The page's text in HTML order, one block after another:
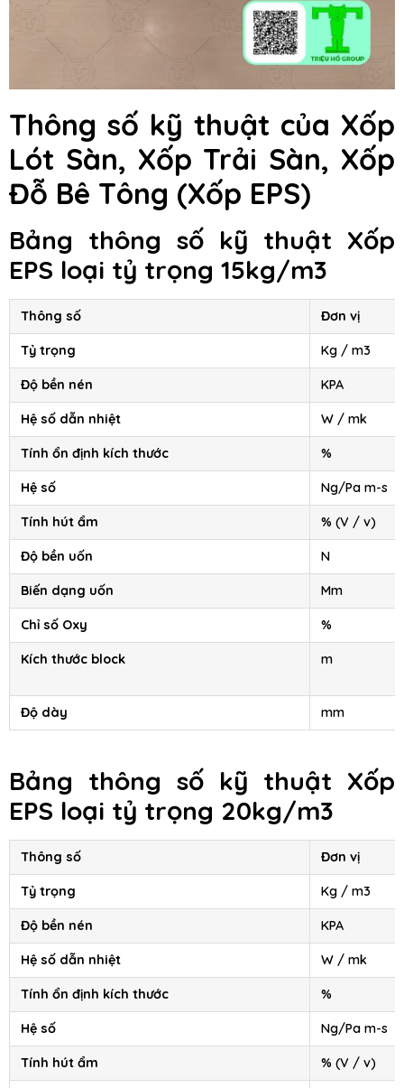
Thông số kỹ thuật của Xốp
Lót Sàn, Xốp Trải Sàn, Xốp
Đỗ Bê Tông (Xốp EPS)
Bảng thông số kỹ thuật Xốp
EPS loại tỷ trọng 15kg/m3
Thông số Đơn vị
Tỷ trọng Kg / m3
Độ bền nén KPA
Hệ số dẫn nhiệt W / mk
Tính ổn định kích thước %
Hệ số Ng/Pa m-s
Tính hút ẩm % (V / v)
Độ bền uốn N
Biến dạng uốn Mm
Chỉ số Oxy %
Kích thước block m
Độ dày mm
Bảng thông số kỹ thuật Xốp
EPS loại tỷ trọng 20kg/m3
Thông số Đơn vị
Tỷ trọng Kg / m3
Độ bền nén KPA
Hệ số dẫn nhiệt W / mk
Tính ổn định kích thước %
Hệ số Ng/Pa m-s
Tính hút ẩm % (V / v)